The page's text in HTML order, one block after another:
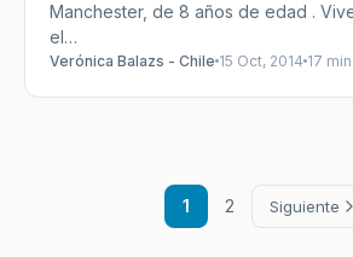
Manchester, de 8 años de edad .
el…
Verónica Balazs - Chile 15 Oct, 2014 17 min
1 2 Siguiente